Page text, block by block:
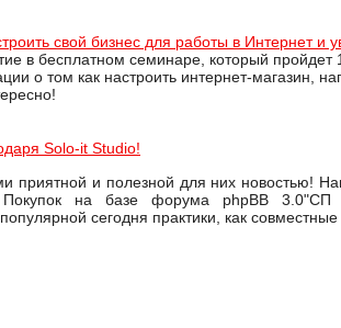
свой бизнес для работы в Интернет и
в бесплатном семинаре, который
о том как настроить интернет-магазин,
Solo-it Studio!
приятной и полезной для них новостью!
Покупок на базе форума phpBB 3.0"СП
сегодня практики, как совместные